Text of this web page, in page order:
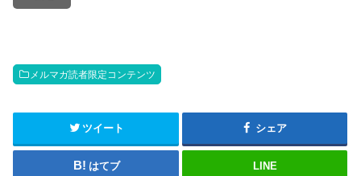
メルマガ読者限定コンテンツ
ツイート シェア
はてブ LINE